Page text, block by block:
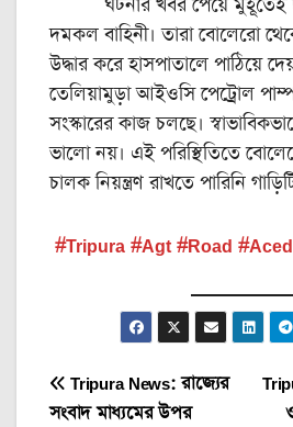
ঘটনার খবর পেয়ে মুহূর্তেই
দমকল বাহিনী। তারা বোলেরো
উদ্ধার করে হাসপাতালে পাঠিয়ে
তেলিয়ামুড়া আইওসি পেট্রোল
সংস্কারের কাজ চলছে।
ভালো নয়। এই পরিস্থিতিতে
চালক নিয়ন্ত্রণ রাখতে পারিনি
#Tripura #Agt #Road
Post
Tripura News: রাজ্যের
সংবাদ মাধ্যমের উপর